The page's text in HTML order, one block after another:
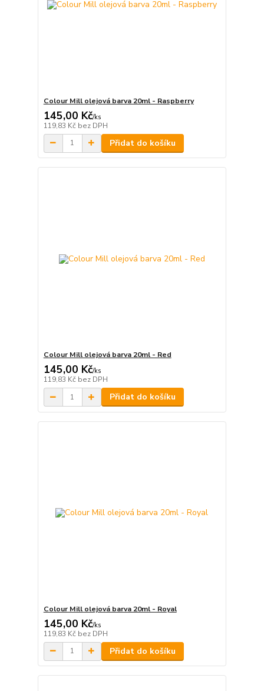
Colour Mill olejová barva 20ml - Raspberry
145,00 Kč/ks
119,83 Kč bez DPH
Přidat do košíku
Colour Mill olejová barva 20ml - Red
145,00 Kč/ks
119,83 Kč bez DPH
Přidat do košíku
Colour Mill olejová barva 20ml - Royal
145,00 Kč/ks
119,83 Kč bez DPH
Přidat do košíku